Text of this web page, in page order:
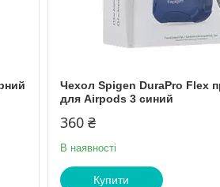
Чехол Spigen DuraPro Flex
для Airpods 3 синий
360 ₴
В наявності
Купити